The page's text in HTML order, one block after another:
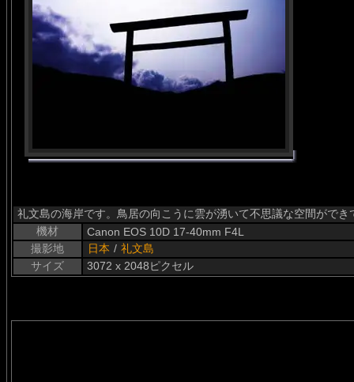
礼文島の海岸です。鳥居の向こうに雲が湧いて不思議な空間ができ
機材
Canon EOS 10D 17-40mm F4L
撮影地
日本 / 礼文島
サイズ
3072 x 2048ピクセル